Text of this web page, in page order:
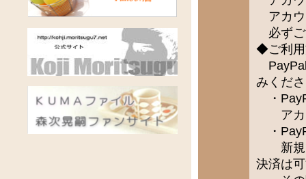
アカウ
必ずご
◆ご利
PayPal
みくだ
・
アカウ
・
新規で
決済は